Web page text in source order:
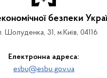
безпеки
Шолуденка, 31, м.Київ, 04116
Електронна адреса:
esbu@esbu.gov.ua